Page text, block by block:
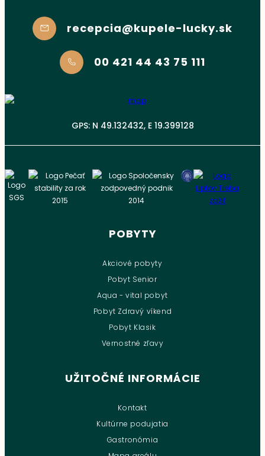
recepcia@kupele-lucky.sk
00 421 44 43 75 111
GPS: N 49.132432, E 19.399128
POBYTY
Akciové pobyty
Pobyt Senior
Aqua - vital pobyt
Pobyt Zdravý víkend
Pobyt Klasik
Vernostné zľavy
UŽITOČNÉ INFORMÁCIE
Kontakt
Kultúrne podujatia
Gastronómia